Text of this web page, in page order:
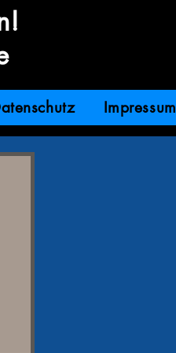
Impressum